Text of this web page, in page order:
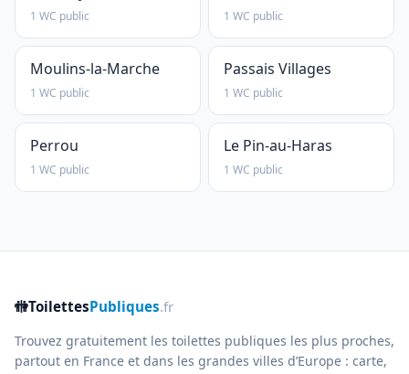
1 WC public 1 WC public
Moulins-la-Marche
1 WC public
Passais Villages
1 WC public
Perrou
1 WC public
Le Pin-au-Haras
1 WC public
🚻ToilettesPubliques.fr
Trouvez gratuitement les toilettes publiques les plus proches,
partout en France et dans les grandes villes d’Europe : carte,